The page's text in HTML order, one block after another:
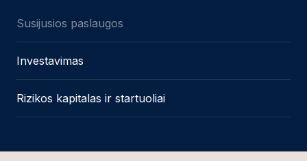
Susijusios paslaugos
Investavimas
Rizikos kapitalas ir startuoliai